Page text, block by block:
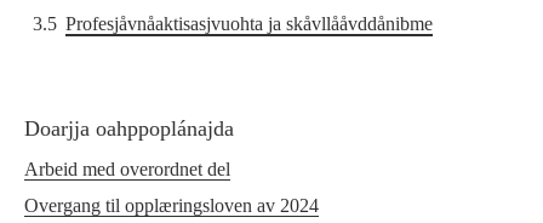
3.5 Profesjåvnåaktisasjvuohta ja skåvllååvddånibme
Doarjja oahppoplánajda
Arbeid med overordnet del
Overgang til opplæringsloven av 2024